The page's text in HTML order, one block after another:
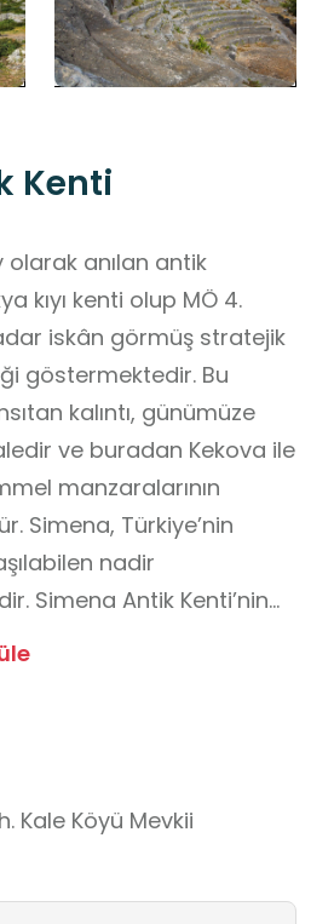
Kenti
anılan antik
kıyı kenti olup MÖ 4.
iskân görmüş stratejik
göstermektedir. Bu
kalıntı, günümüze
ve buradan Kekova ile
manzaralarının
Simena, Türkiye’nin
nadir
Simena Antik Kenti’nin
1. yy.) tarafından anılmış
MÖ 4. yy.a kadar
ve İsinda’nın da dâhil
üyedir. Likya Birliği’nde
temsil edilmiştir. Bölge,
Kale Köyü Mevkii